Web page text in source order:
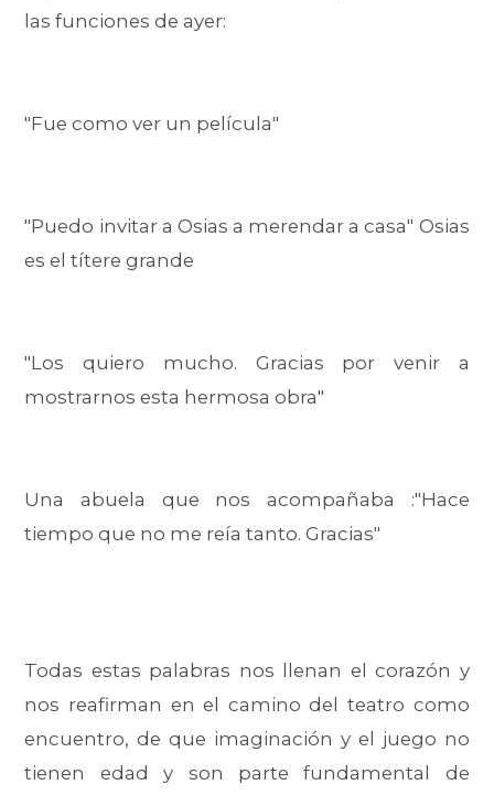
las funciones de ayer:
"Fue como ver un película"
"Puedo invitar a Osias a merendar a casa" Osias
es el títere grande
"Los quiero mucho. Gracias por venir a
mostrarnos esta hermosa obra"
Una abuela que nos acompañaba :"Hace
tiempo que no me reía tanto. Gracias"
Todas estas palabras nos llenan el corazón y
nos reafirman en el camino del teatro como
encuentro, de que imaginación y el juego no
tienen edad y son parte fundamental de